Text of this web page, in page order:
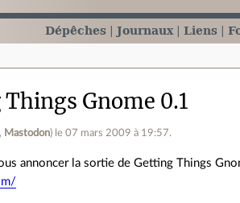
Dépêches Journaux Liens
Gnome 0.1
, Mastodon) le 07 mars 2009 à 19:57.
annoncer la sortie de Getting Things